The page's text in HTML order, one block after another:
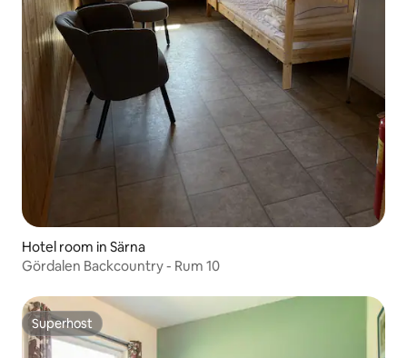
Hotel room in Särna
Gördalen Backcountry - Rum 10
Superhost
Superhost